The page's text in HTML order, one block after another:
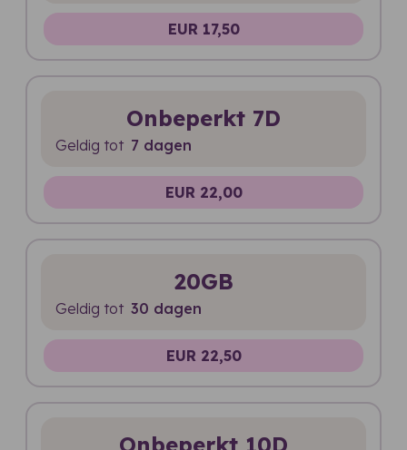
EUR 17,50
Onbeperkt 7D
Geldig tot 7 dagen
EUR 22,00
20GB
Geldig tot 30 dagen
EUR 22,50
Onbeperkt 10D